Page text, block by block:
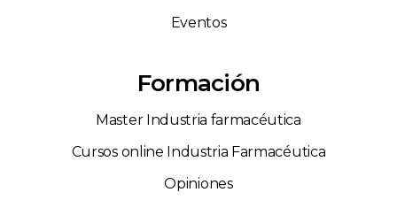
Eventos
Formación
Master Industria farmacéutica
Cursos online Industria Farmacéutica
Opiniones